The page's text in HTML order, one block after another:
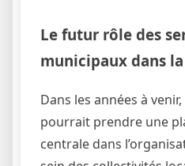
Le futur rôle des
municipaux dans
Dans les années à
pourrait prendre une
centrale dans